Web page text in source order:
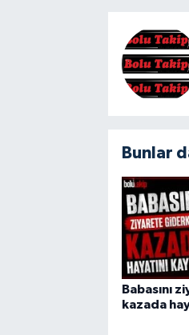
Bunlar
Babasını
kazada